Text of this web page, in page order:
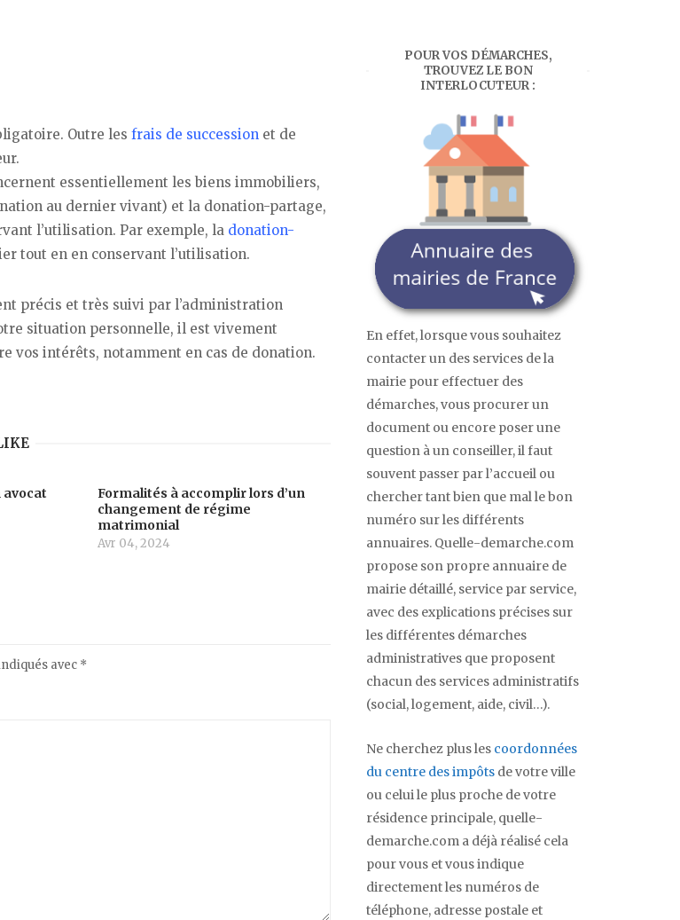
Outre les frais de succession et de
essentiellement les biens immobiliers,
au dernier vivant) et la donation-partage,
l’utilisation. Par exemple, la donation-
tout en en conservant l’utilisation.
précis et très suivi par l’administration
situation personnelle, il est vivement
vos intérêts, notamment en cas de donation.
avocat
Formalités à accomplir lors d’un
changement de régime
matrimonial
Avr 04, 2024
avec *
POUR VOS DÉMARCHES,
TROUVEZ LE BON
INTERLOCUTEUR :
En effet, lorsque vous souhaitez
contacter un des services de la
mairie pour effectuer des
démarches, vous procurer un
document ou encore poser une
question à un conseiller, il faut
souvent passer par l’accueil ou
chercher tant bien que mal le bon
numéro sur les différents
annuaires. Quelle-demarche.com
propose son propre annuaire de
mairie détaillé, service par service,
avec des explications précises sur
les différentes démarches
administratives que proposent
chacun des services administratifs
(social, logement, aide, civil…).
Ne cherchez plus les coordonnées
du centre des impôts de votre ville
ou celui le plus proche de votre
résidence principale, quelle-
demarche.com a déjà réalisé cela
pour vous et vous indique
directement les numéros de
téléphone, adresse postale et